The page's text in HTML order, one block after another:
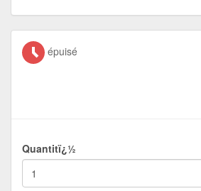
épuisé
Quantitï¿½